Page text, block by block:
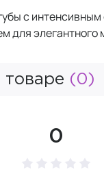
с интенсивным
для элегантного
(0)
0